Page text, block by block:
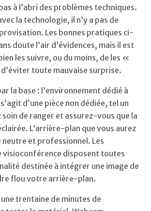
à l’abri des problèmes techniques.
la technologie, il n’y a pas de
Les bonnes pratiques ci-
doute l’air d’évidences, mais il est
les suivre, ou du moins, de les «
toute mauvaise surprise.
la base : l’environnement dédié à
d’une pièce non dédiée, tel un
soin de ranger et assurez-vous que la
L’arrière-plan que vous aurez
et professionnel. Les
visioconférence disposent toutes
destinée à intégrer une image de
flou votre arrière-plan.
trentaine de minutes de